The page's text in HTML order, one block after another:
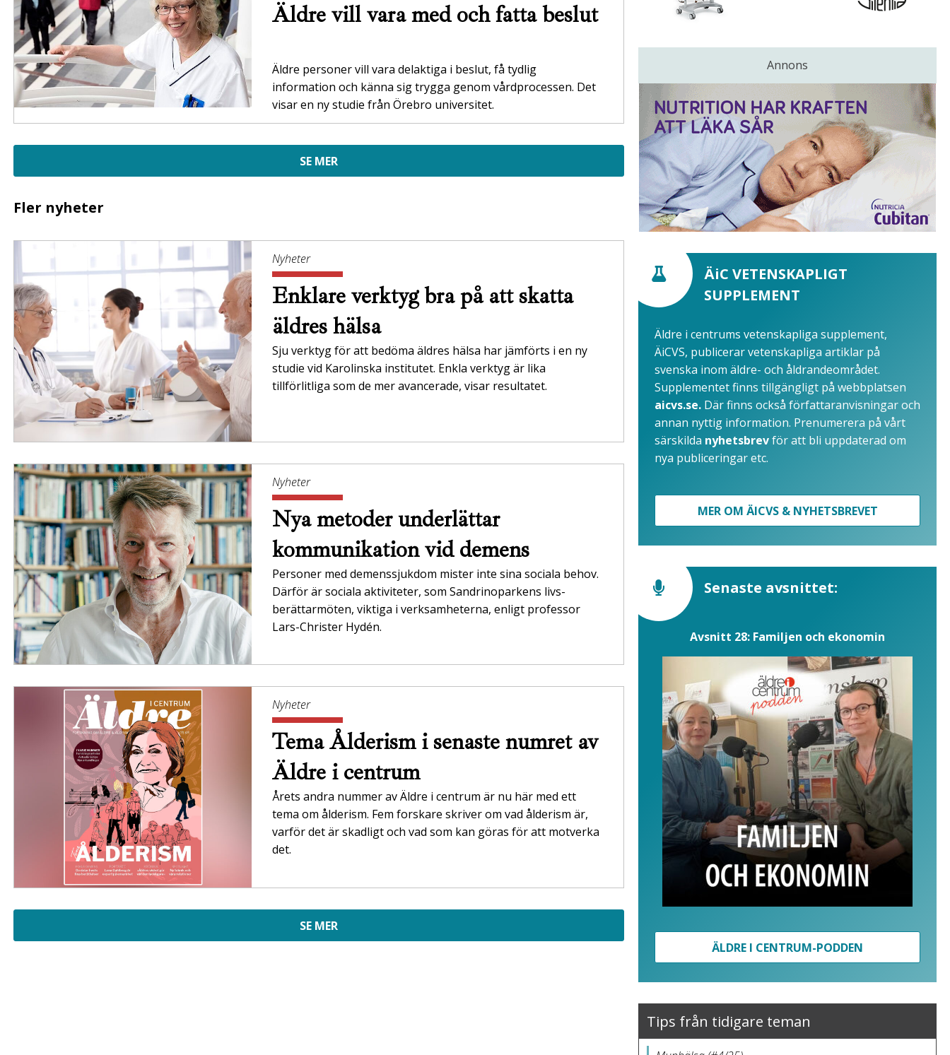
Äldre vill vara med och fatta beslut
Äldre personer vill vara delaktiga i beslut, få tydlig
information och känna sig trygga genom vårdprocessen. Det
visar en ny studie från Örebro universitet.
SE MER
Fler nyheter
Nyheter
Enklare verktyg bra på att skatta
äldres hälsa
Sju verktyg för att bedöma äldres hälsa har jämförts i en ny
studie vid Karolinska institutet. Enkla verktyg är lika
tillförlitliga som de mer avancerade, visar resultatet.
Nyheter
Nya metoder underlättar
kommunikation vid demens
Personer med demenssjukdom mister inte sina sociala behov.
Därför är sociala aktiviteter, som Sandrinoparkens livs­
berättarmöten, viktiga i verksamheterna,­ enligt professor
Lars-Christer Hydén.
Nyheter
Tema Ålderism i senaste numret av
Äldre i centrum
Årets andra nummer av Äldre i centrum är nu här med ett
tema om ålderism. Fem forskare skriver om vad ålderism är,
varför det är skadligt och vad som kan göras för att motverka
det.
SE MER
Annons
ÄiC VETENSKAPLIGT
SUPPLEMENT
Äldre i centrums vetenskapliga supplement,
ÄiCVS, publicerar vetenskapliga artiklar på
svenska inom äldre- och åldrandeområdet.
Supplementet finns tillgängligt på webbplatsen
aicvs.se. Där finns också författaranvisningar och
annan nyttig information. Prenumerera på vårt
särskilda nyhetsbrevför att bli uppdaterad om
nya publiceringar etc.
MER OM ÄICVS & NYHETSBREVET
Senaste avsnittet:
Avsnitt 28: Familjen och ekonomin
ÄLDRE I CENTRUM-PODDEN
Tips från tidigare teman